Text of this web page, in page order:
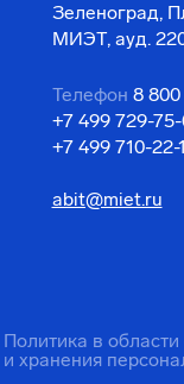
Зеленоград,
МИЭТ, ауд.
Телефон 8
+7 499 729-
+7 499 710-22-
abit@miet.ru
Политика в
и хранения